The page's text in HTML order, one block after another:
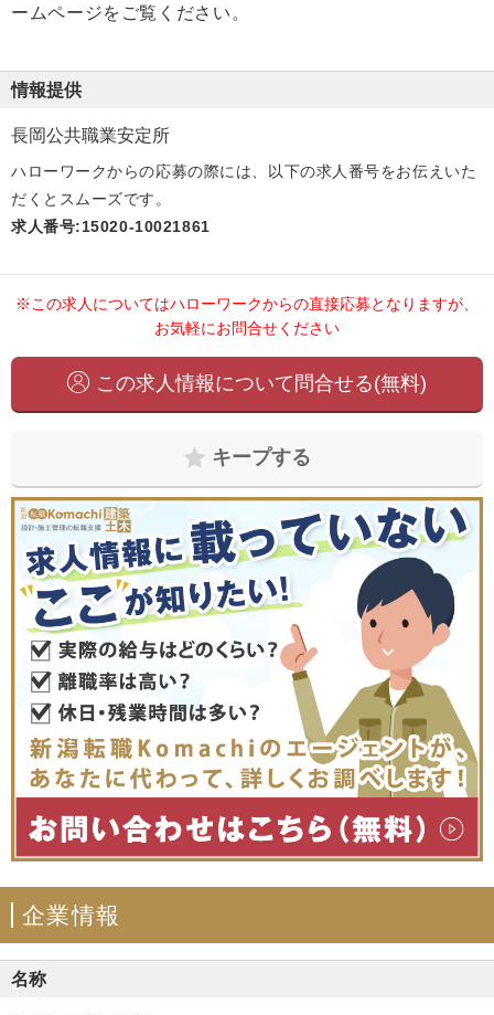
ームページをご覧ください。
情報提供
長岡公共職業安定所
ハローワークからの応募の際には、以下の求人番号をお伝えいた
だくとスムーズです。
求人番号:15020-10021861
※この求人についてはハローワークからの直接応募となりますが、
お気軽にお問合せください
この求人情報について問合せる(無料)
キープする
企業情報
名称